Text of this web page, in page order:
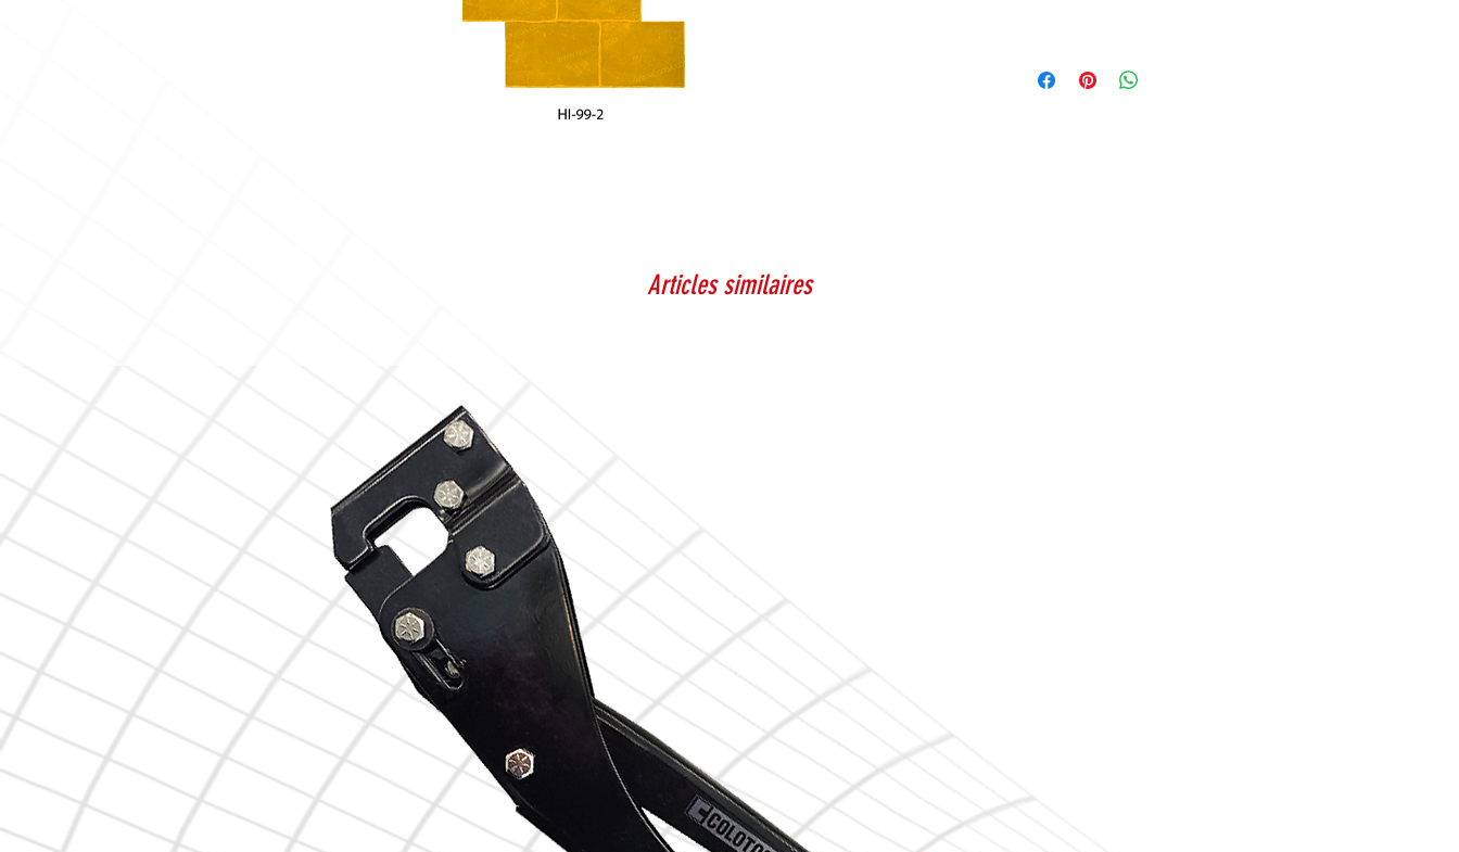
Articles similaires